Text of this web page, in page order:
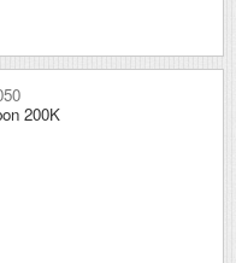
200K